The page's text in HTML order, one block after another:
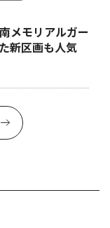
メモリアルガー
新区画も人気